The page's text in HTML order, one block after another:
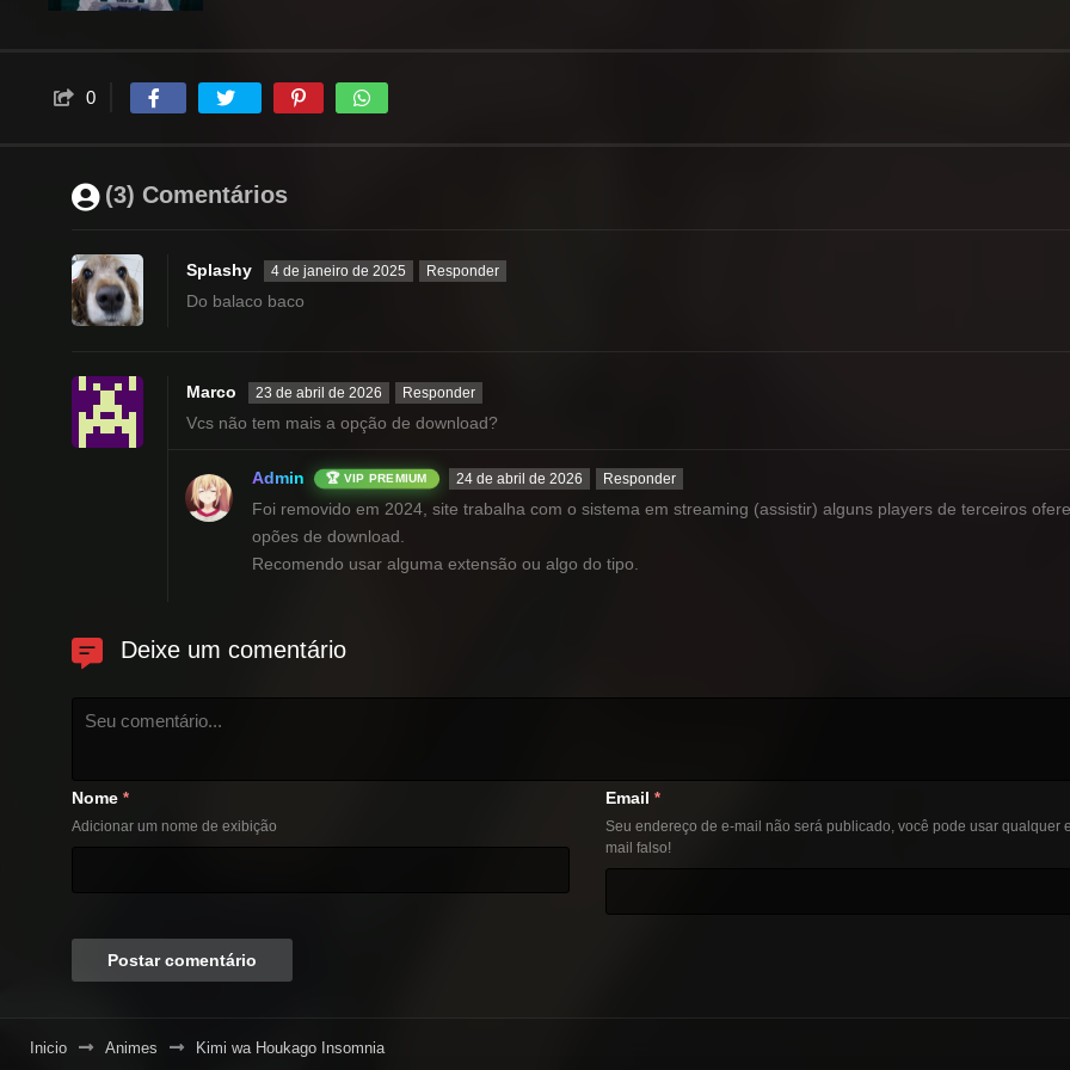
0
(3) Comentários
Splashy 4 de janeiro de 2025 Responder
Do balaco baco
Marco 23 de abril de 2026 Responder
Vcs não tem mais a opção de download?
Admin 🏆 VIP PREMIUM 24 de abril de 2026 Responder
Foi removido em 2024, site trabalha com o sistema em streaming (assistir) alguns players de terceiros
opões de download.
Recomendo usar alguma extensão ou algo do tipo.
Deixe um comentário
Nome *
Adicionar um nome de exibição
Email *
Seu endereço de e-mail não será publicado, você pode usar qualquer
mail falso!
Inicio Animes Kimi wa Houkago Insomnia